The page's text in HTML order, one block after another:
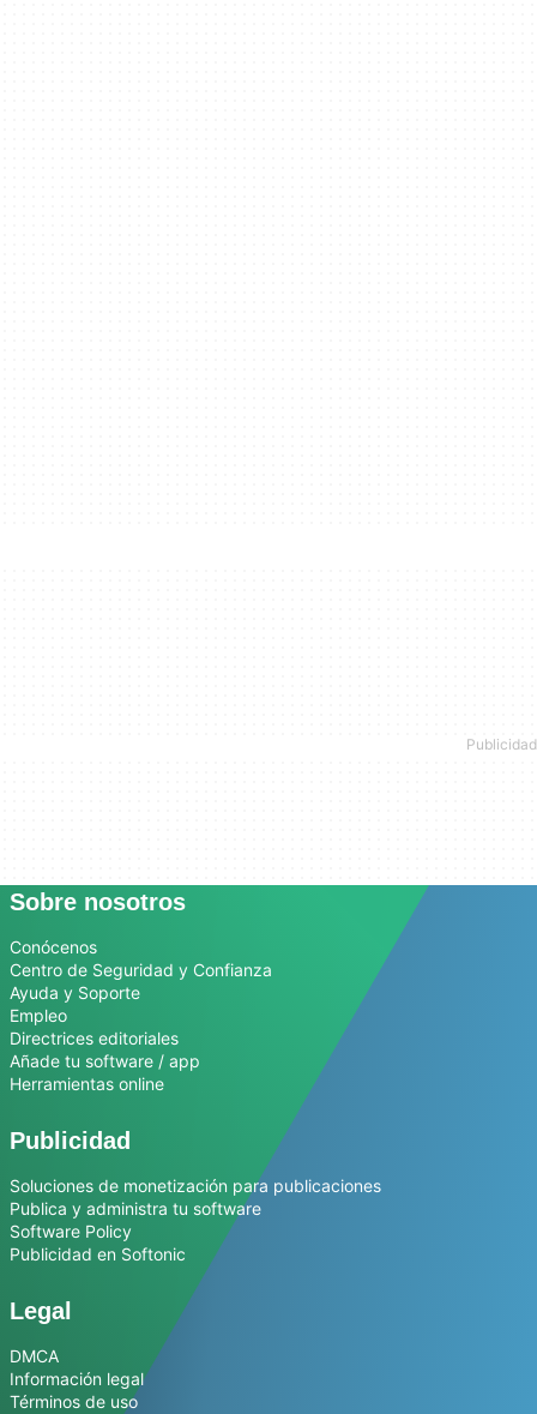
Sobre nosotros
Conócenos
Centro de Seguridad y Confianza
Ayuda y Soporte
Empleo
Directrices editoriales
Añade tu software / app
Herramientas online
Publicidad
Soluciones de monetización para publicaciones
Publica y administra tu software
Software Policy
Publicidad en Softonic
Legal
DMCA
Información legal
Términos de uso